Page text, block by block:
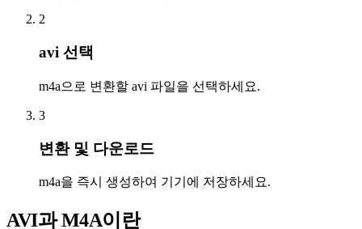
2
avi 선택
m4a으로 변환할 avi 파일을 선택하세요.
3
변환 및 다운로드
m4a을 즉시 생성하여 기기에 저장하세요.
AVI과 M4A이란